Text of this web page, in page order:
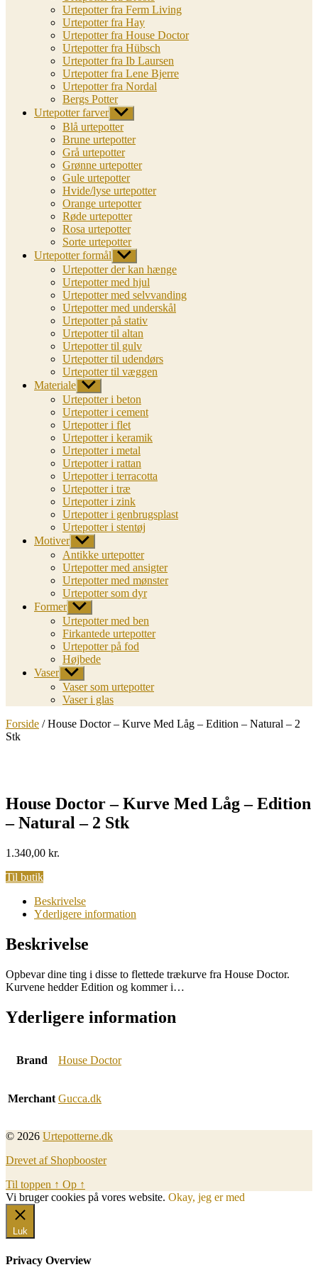
Urtepotter fra Ferm Living
Urtepotter fra Hay
Urtepotter fra House Doctor
Urtepotter fra Hübsch
Urtepotter fra Ib Laursen
Urtepotter fra Lene Bjerre
Urtepotter fra Nordal
Bergs Potter
Urtepotter farver Vis
undermenu
Blå urtepotter
Brune urtepotter
Grå urtepotter
Grønne urtepotter
Gule urtepotter
Hvide/lyse urtepotter
Orange urtepotter
Røde urtepotter
Rosa urtepotter
Sorte urtepotter
Urtepotter formål Vis
undermenu
Urtepotter der kan hænge
Urtepotter med hjul
Urtepotter med selvvanding
Urtepotter med underskål
Urtepotter på stativ
Urtepotter til altan
Urtepotter til gulv
Urtepotter til udendørs
Urtepotter til væggen
Materiale Vis
undermenu
Urtepotter i beton
Urtepotter i cement
Urtepotter i flet
Urtepotter i keramik
Urtepotter i metal
Urtepotter i rattan
Urtepotter i terracotta
Urtepotter i træ
Urtepotter i zink
Urtepotter i genbrugsplast
Urtepotter i stentøj
Motiver Vis
undermenu
Antikke urtepotter
Urtepotter med ansigter
Urtepotter med mønster
Urtepotter som dyr
Former Vis
undermenu
Urtepotter med ben
Firkantede urtepotter
Urtepotter på fod
Højbede
Vaser Vis
undermenu
Vaser som urtepotter
Vaser i glas
Forside / House Doctor – Kurve Med Låg – Edition – Natural – 2
Stk
House Doctor – Kurve Med Låg – Edition
– Natural – 2 Stk
1.340,00 kr.
Til butik
Beskrivelse
Yderligere information
Beskrivelse
Opbevar dine ting i disse to flettede trækurve fra House Doctor.
Kurvene hedder Edition og kommer i…
Yderligere information
Brand House Doctor
Merchant Gucca.dk
© 2026 Urtepotterne.dk
Drevet af Shopbooster
Til toppen ↑ Op ↑
Vi bruger cookies på vores website. Okay, jeg er med
Luk
Privacy Overview